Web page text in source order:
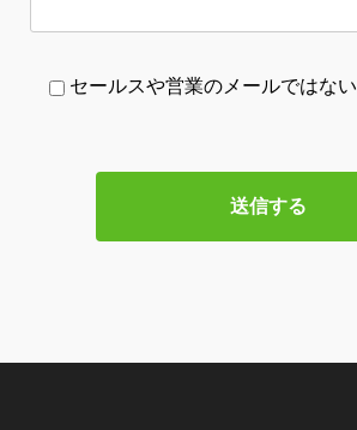
セールスや営業のメールではない